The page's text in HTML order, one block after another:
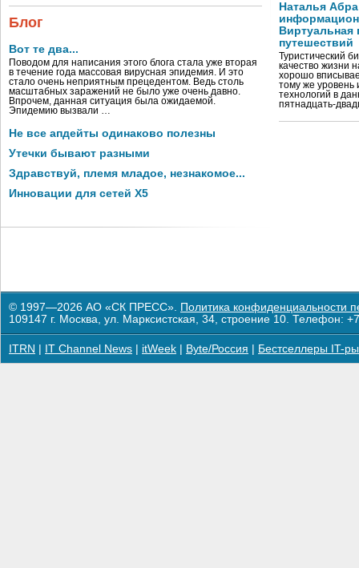
Блог
Вот те два...
Поводом для написания этого блога стала уже вторая
в течение года массовая вирусная эпидемия. И это
стало очень неприятным прецедентом. Ведь столь
масштабных заражений не было уже очень давно.
Впрочем, данная ситуация была ожидаемой.
Эпидемию вызвали …
Не все апдейты одинаково полезны
Утечки бывают разными
Здравствуй, племя младое, незнакомое...
Инновации для сетей X5
Наталья
путешествий
Туристический
качество жизни
хорошо
тому же
технологий в
пятнадцать-
© 1997—2026 АО «СК ПРЕСС». Политика конфиденциальности
109147 г. Москва, ул. Марксистская, 34, строение 10. Телефон:
ITRN IT Channel News itWeek Byte/Россия Бестселлеры IT-